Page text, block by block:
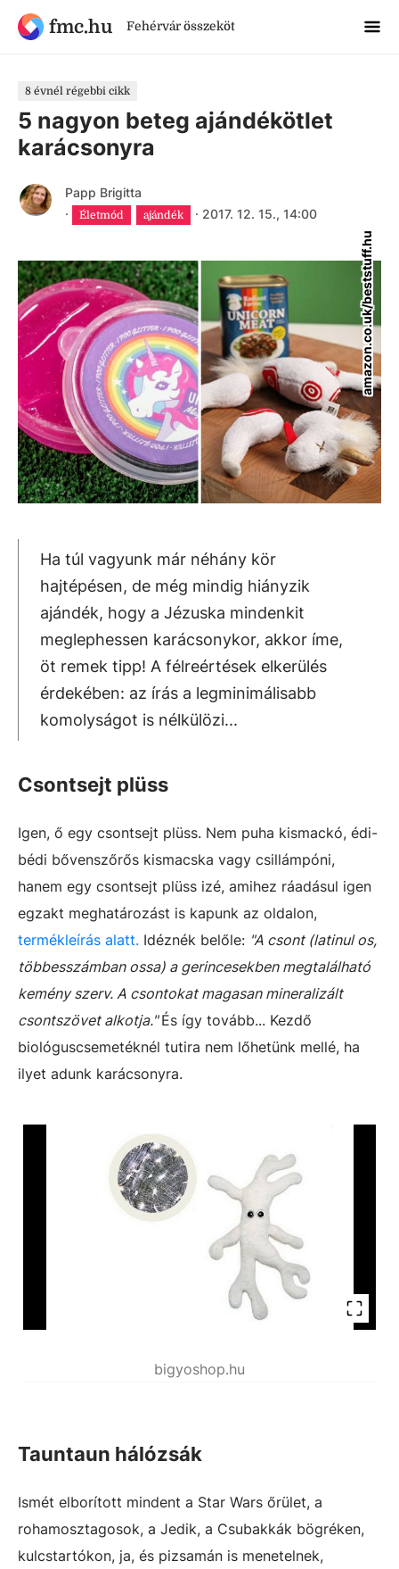
fmc.hu Fehérvár összeköt
8 évnél régebbi cikk
5 nagyon beteg ajándékötlet
karácsonyra
Papp Brigitta
·
Életmód ajándék · 2017. 12. 15., 14:00
amazon.co.uk/beststuff.hu
Ha túl vagyunk már néhány kör
hajtépésen, de még mindig hiányzik
ajándék, hogy a Jézuska mindenkit
meglephessen karácsonykor, akkor íme,
öt remek tipp! A félreértések elkerülés
érdekében: az írás a legminimálisabb
komolyságot is nélkülözi...
Csontsejt plüss
Igen, ő egy csontsejt plüss. Nem puha kismackó, édi-
bédi bővenszőrős kismacska vagy csillámpóni,
hanem egy csontsejt plüss izé, amihez ráadásul igen
egzakt meghatározást is kapunk az oldalon,
termékleírás alatt. Idéznék belőle: "A csont (latinul os,
többesszámban ossa) a gerincesekben megtalálható
kemény szerv. A csontokat magasan mineralizált
csontszövet alkotja."És így tovább... Kezdő
biológuscsemetéknél tutira nem lőhetünk mellé, ha
ilyet adunk karácsonyra.
bigyoshop.hu
Tauntaun hálózsák
Ismét elborított mindent a Star Wars őrület, a
rohamosztagosok, a Jedik, a Csubakkák bögréken,
kulcstartókon, ja, és pizsamán is menetelnek,